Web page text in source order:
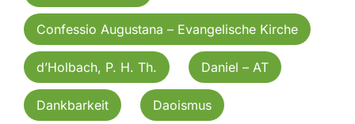
Confessio Augustana – Evangelische Kirche
d’Holbach, P. H. Th. Daniel – AT
Dankbarkeit Daoismus